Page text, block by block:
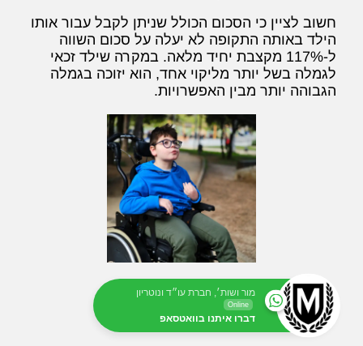
חשוב לציין כי הסכום הכולל שניתן לקבל עבור אותו
הילד באותה התקופה לא יעלה על סכום השווה
ל-117% מקצבת יחיד מלאה. במקרה שילד זכאי
לגמלה בשל יותר מליקוי אחד, הוא יזוכה בגמלה
הגבוהה יותר מבין האפשרויות.
מור ושות׳, חברת עו״ד ונוטריון
Online
דברו איתנו בוואטסאפ